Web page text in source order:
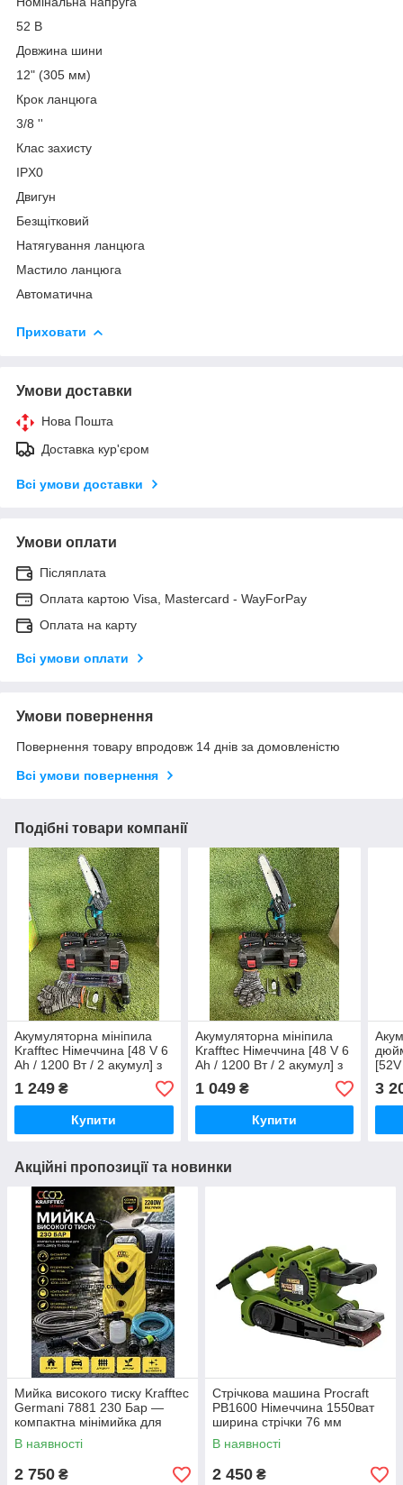
52 В
Довжина шини
12" (305 мм)
Крок ланцюга
3/8 ''
Клас захисту
IPX0
Двигун
Безщітковий
Натягування ланцюга
Мастило ланцюга
Автоматична
Приховати
Умови доставки
Нова Пошта
Доставка кур'єром
Всі умови доставки
Умови оплати
Післяплата
Оплата картою Visa, Mastercard - WayForPay
Оплата на карту
Всі умови оплати
Умови повернення
Повернення товару впродовж 14 днів за домовленістю
Всі умови повернення
Подібні товари компанії
Акумуляторна мініпила
Krafftec Німеччина [48 V 6
Ah / 1200 Вт / 2 акумул] з
автоматичним мастилом 6
дюймів
1 249 ₴
Купити
Акумуляторна мініпила
Krafftec Німеччина [48 V 6
Ah / 1200 Вт / 2 акумул] з
автоматичним мастилом 6
дюймів
1 049₴
Купити
3
Акційні пропозиції та новинки
Мийка високого тиску Krafftec
Germani 7881 230 Бар —
компактна мінімийка для
авто, двору та саду 2200ват
В наявності
2 750 ₴
Стрічкова машина Procraft
PB1600 Німеччина 1550ват
ширина стрічки 76 мм
В наявності
2 450 ₴